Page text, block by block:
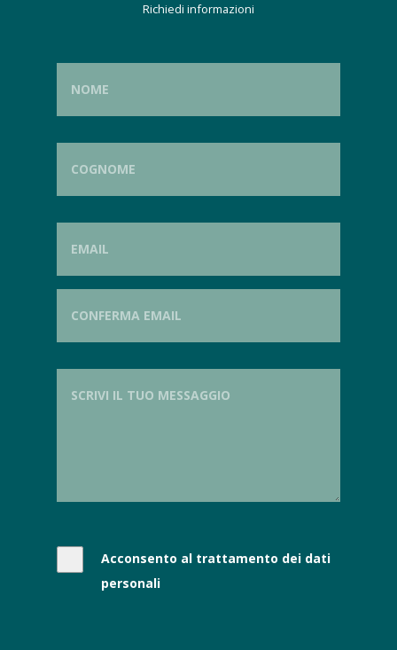
Richiedi informazioni
Acconsento al trattamento dei dati
personali